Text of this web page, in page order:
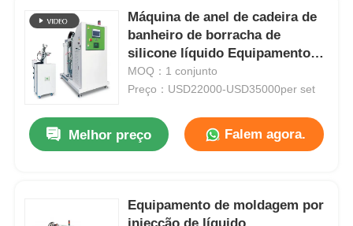
Fale Conosco
notícias
Todos os casos
Máquina de moldagem por injeção LSR
Máquina de anel de cadeira de
banheiro de borracha de
silicone líquido Equipamento
de moldagem de cadeira de
silicone antibacteriana
MOQ：1 conjunto
Preço：USD22000-USD35000per set
Melhor preço Falem agora.
Equipamento de moldagem por
injecção de líquido